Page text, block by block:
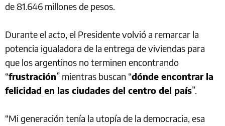
de 81.646 millones de pesos.
Durante el acto, el Presidente volvió a remarcar la
potencia igualadora de la entrega de viviendas para
que los argentinos no terminen encontrando
“frustración” mientras buscan “dónde encontrar la
felicidad en las ciudades del centro del país”.
“Mi generación tenía la utopía de la democracia, esa